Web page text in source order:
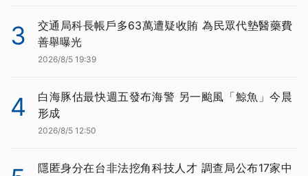
3
交通局科長帳戶多63萬遭疑收賄 為民眾代墊醫藥費
善舉曝光
2026/8/5 19:39
4
白海豚估最快週五發布海警 另一颱風「鯨魚」今晨
形成
2026/8/5 12:50
隱匿身分在台非法挖角科技人才 調查局公布17家中